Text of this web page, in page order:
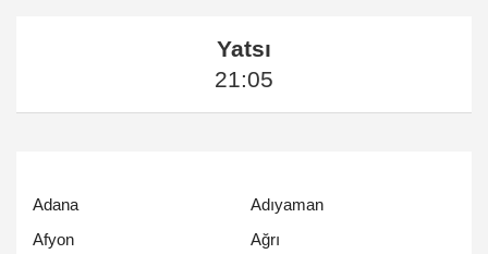
Yatsı
21:05
Adana
Adıyaman
Afyon
Ağrı